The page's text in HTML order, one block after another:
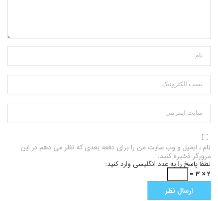
نام ، ایمیل و وب سایت من را برای دفعه بعدی که نظر می دهم در این
مرورگر ذخیره کنید.
لطفا پاسخ را به عدد انگلیسی وارد کنید:
۲ × ۳ =